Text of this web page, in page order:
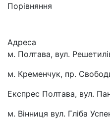
Порівняння
Адреса
м. Полтава, вул.
м. Кременчук, пр.
Експрес Полтава, вул.
м. Вінниця вул. Гліба